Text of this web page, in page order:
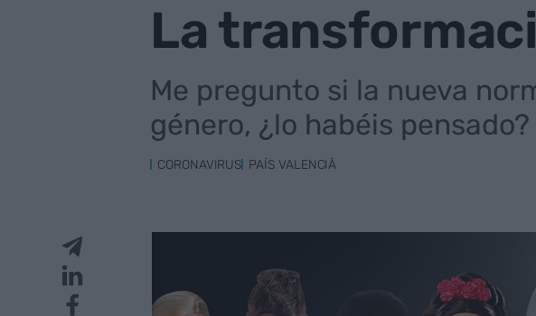
La
Me pregunto si la nueva
género, ¿lo habéis pensado?
CORONAVIRUS PAÍS VALENCIÀ